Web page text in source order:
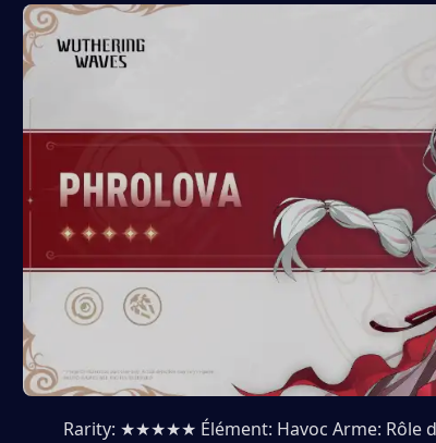
Rarity: ★★★★★ Élément: Havoc Arme: Rôle